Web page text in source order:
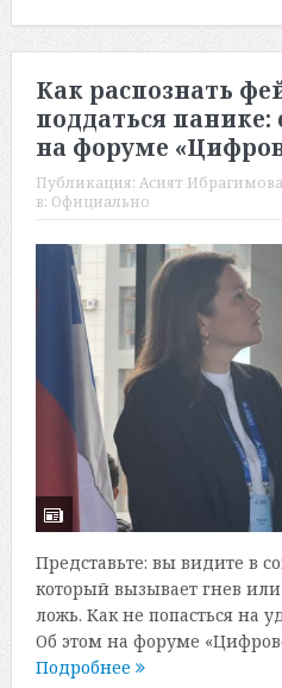
Как распознать
поддаться панике:
на форуме
Публикация: Асият Ибрагимова
в: Официально
Представьте: вы видите в
который вызывает гнев
ложь. Как не попасться на
Об этом на форуме
Подробнее